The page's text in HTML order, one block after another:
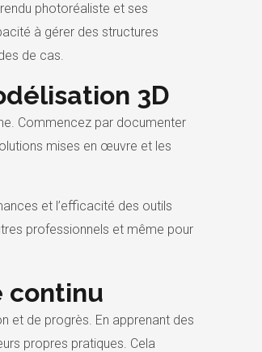
photoréaliste et ses
à gérer des structures
de cas.
3D
Commencez par documenter
mises en œuvre et les
et l’efficacité des outils
professionnels et même pour
continu
et de progrès. En apprenant des
propres pratiques. Cela